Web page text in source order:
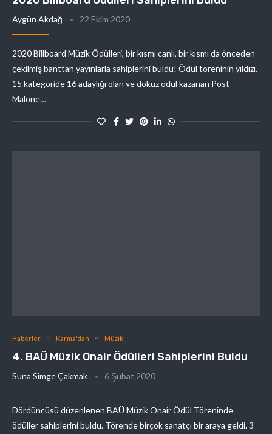
Aygün Akdağ 22 Ekim 2020
2020 Billboard Müzik Ödülleri, bir kısmı canlı, bir kısmı da önceden
çekilmiş banttan yayınlarla sahiplerini buldu! Ödül töreninin yıldızı,
15 kategoride 16 adaylığı olan ve dokuz ödül kazanan Post
Malone…
Haberler Karma'dan Müzik
4. BAÜ Müzik Onair Ödülleri Sahiplerini Buldu
Suna Simge Çakmak 6 Şubat 2020
Dördüncüsü düzenlenen BAÜ Müzik Onair Ödül Töreninde
ödüller sahiplerini buldu. Törende birçok sanatçı bir araya geldi. 3